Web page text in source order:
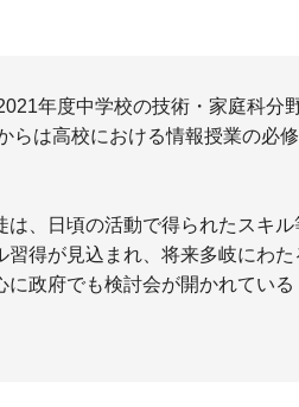
年度中学校の技術・家庭科分
らは高校における情報授業の必
、日頃の活動で得られたスキル
得が見込まれ、将来多岐にわた
政府でも検討会が開かれている